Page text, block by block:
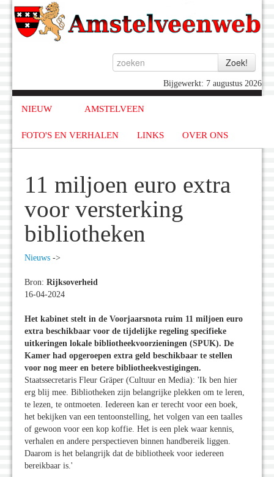
Bijgewerkt: 7 augustus 2026
NIEUW AMSTELVEEN
FOTO'S EN VERHALEN LINKS OVER ONS
11 miljoen euro extra
voor versterking
bibliotheken
Nieuws ->
Bron: Rijksoverheid
16-04-2024
Het kabinet stelt in de Voorjaarsnota ruim 11 miljoen euro
extra beschikbaar voor de tijdelijke regeling specifieke
uitkeringen lokale bibliotheekvoorzieningen (SPUK). De
Kamer had opgeroepen extra geld beschikbaar te stellen
voor nog meer en betere bibliotheekvestigingen.
Staatssecretaris Fleur Gräper (Cultuur en Media): 'Ik ben hier
erg blij mee. Bibliotheken zijn belangrijke plekken om te leren,
te lezen, te ontmoeten. Iedereen kan er terecht voor een boek,
het bekijken van een tentoonstelling, het volgen van een taalles
of gewoon voor een kop koffie. Het is een plek waar kennis,
verhalen en andere perspectieven binnen handbereik liggen.
Daarom is het belangrijk dat de bibliotheek voor iedereen
bereikbaar is.'